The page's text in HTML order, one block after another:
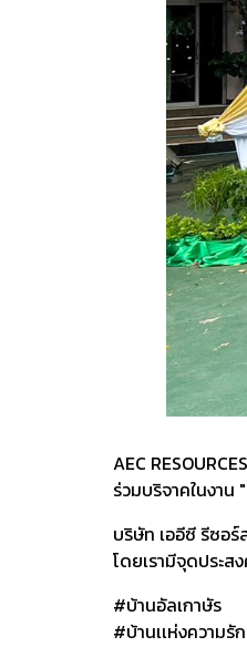
AEC
ร่วมบริจาคในงาน
บริษัท เออีซี รีซอ
โดยเรามีจุดประส
#บ้านอัลเกาษัร
#บ้านเเห่งความรั